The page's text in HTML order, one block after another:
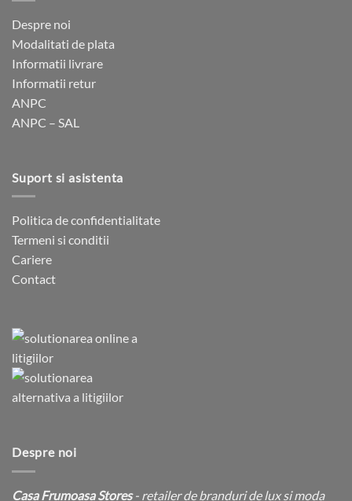
Despre noi
Modalitati de plata
Informatii livrare
Informatii retur
ANPC
ANPC – SAL
Suport si asistenta
Politica de confidentialitate
Termeni si conditii
Cariere
Contact
Despre noi
Casa Frumoasa Stores- retailer de branduri de lux si moda